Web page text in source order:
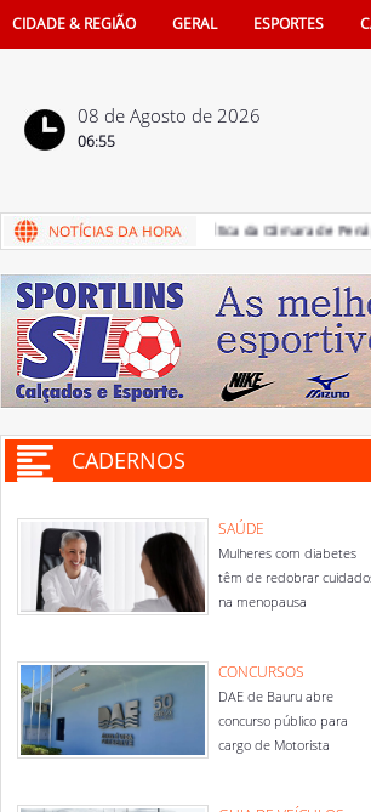
CIDADE & REGIÃO GERAL ESPORTES
08 de Agosto de 2026
06:55
devem votar Código de Ética da Câmara de Penápolis
CADERNOS
SAÚDE
Mulheres com diabetes
têm de redobrar
na menopausa
CONCURSOS
DAE de Bauru abre
concurso público para
cargo de Motorista